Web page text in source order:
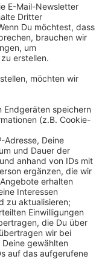
ist offenbar
Die Aktion
können
wird damit für
Patienten
vor
Keimen.
zu erreichen,
zur